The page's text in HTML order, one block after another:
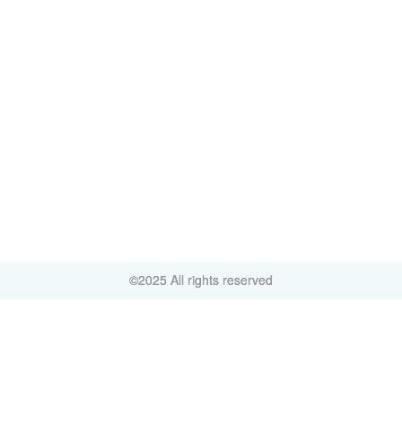
©2025 All rights reserved